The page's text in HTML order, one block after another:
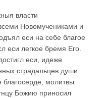
власти
Новомучениками и
еси на себе благое
еси легкое бремя Его.
еси, идеже
страдальцев души
молитвы
Божию приносил